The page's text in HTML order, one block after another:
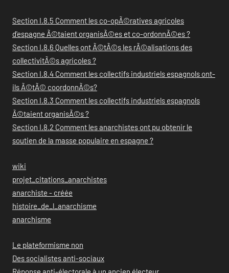
Section I.8.5 Comment les co-opÃ©ratives agricoles
d'espagne Ã©taient organisÃ©es et co-ordonnÃ©es ?
Section I.8.6 Quelles ont Ã©tÃ©s les rÃ©alisations des
collectivitÃ©s agricoles ?
Section I.8.4 Comment les collectifs industriels espagnols ont-
ils Ã©tÃ© coordonnÃ©s?
Section I.8.3 Comment les collectifs industriels espagnols
Ã©taient organisÃ©s ?
Section I.8.2 Comment les anarchistes ont pu obtenir le
soutien de la masse populaire en espagne ?
wiki
projet_citations_anarchistes
anarchiste - créée
histoire_de_l_anarchisme
anarchisme
Le plateformisme non
Des socialistes anti-sociaux